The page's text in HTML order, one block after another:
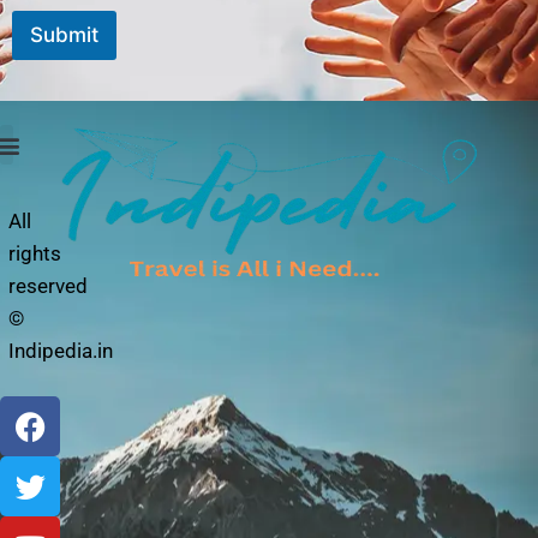
Submit
All
rights
reserved
©
Indipedia.in